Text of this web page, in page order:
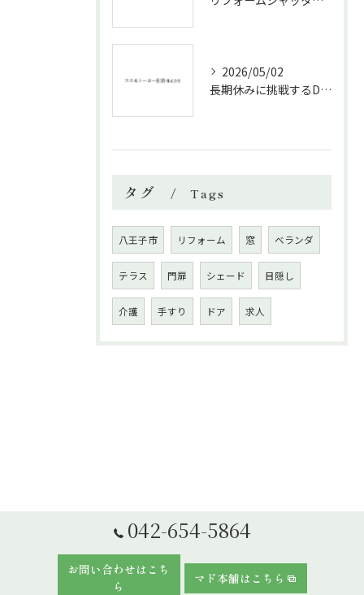
2026/05/02
長期休みに挑戦するDIYリフォームの極意
タグ Tags
八王子市 リフォーム 窓 ベランダ
テラス 門扉 シェード 目隠し
介護 手すり ドア 求人
042-654-5864
お問い合わせはこち
ら
マド本舗はこちら